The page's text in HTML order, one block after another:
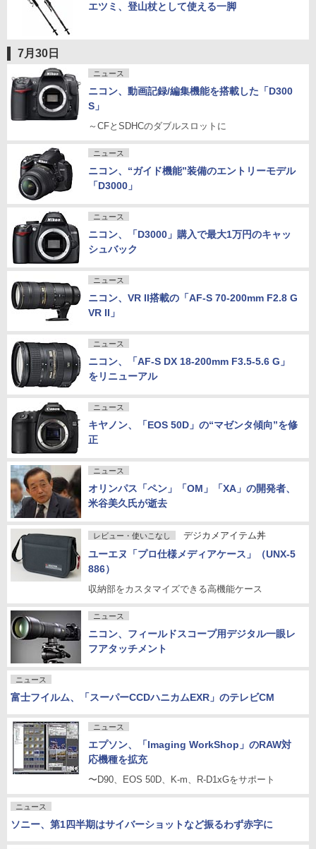
エツミ、登山杖として使える一脚
7月30日
ニュース
ニコン、動画記録/編集機能を搭載した「D300
S」
～CFとSDHCのダブルスロットに
ニュース
ニコン、“ガイド機能”装備のエントリーモデル
「D3000」
ニュース
ニコン、「D3000」購入で最大1万円のキャッ
シュバック
ニュース
ニコン、VR II搭載の「AF-S 70-200mm F2.8 G
VR II」
ニュース
ニコン、「AF-S DX 18-200mm F3.5-5.6 G」
をリニューアル
ニュース
キヤノン、「EOS 50D」の“マゼンタ傾向”を修
正
ニュース
オリンパス「ペン」「OM」「XA」の開発者、
米谷美久氏が逝去
レビュー・使いこなし デジカメアイテム丼
ユーエヌ「プロ仕様メディアケース」（UNX-5
886）
収納部をカスタマイズできる高機能ケース
ニュース
ニコン、フィールドスコープ用デジタル一眼レ
フアタッチメント
ニュース
富士フイルム、「スーパーCCDハニカムEXR」のテレビCM
ニュース
エプソン、「Imaging WorkShop」のRAW対
応機種を拡充
〜D90、EOS 50D、K-m、R-D1xGをサポート
ニュース
ソニー、第1四半期はサイバーショットなど振るわず赤字に